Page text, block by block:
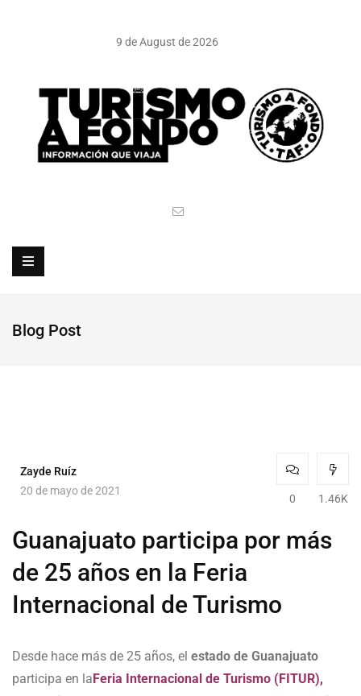
9 de August de 2026
Blog Post
Zayde Ruíz
20 de mayo de 2021
0 1.46K
Guanajuato participa por más
de 25 años en la Feria
Internacional de Turismo
Desde hace más de 25 años, el estado de Guanajuato
participa en la Feria Internacional de Turismo (FITUR),